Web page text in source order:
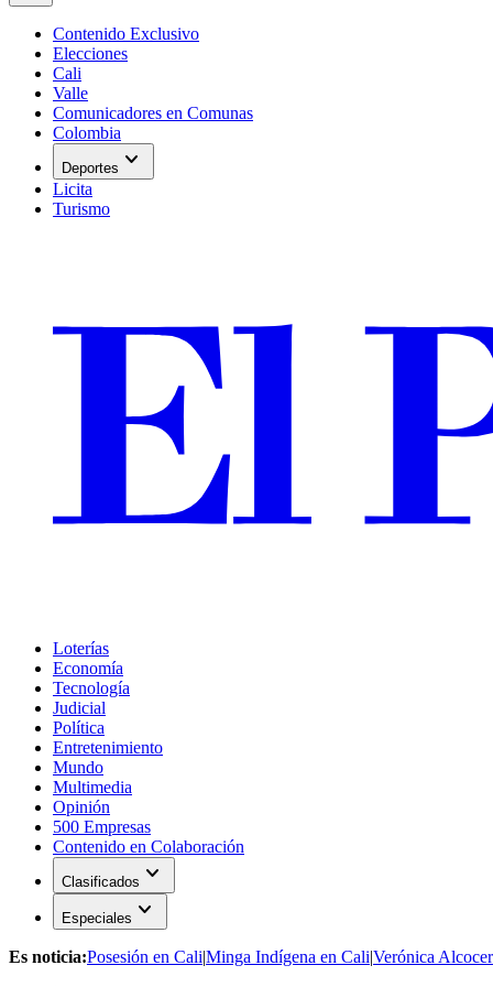
Contenido Exclusivo
Elecciones
Cali
Valle
Comunicadores en Comunas
Colombia
Deportes expand_more
Licita
Turismo
Loterías
Economía
Tecnología
Judicial
Política
Entretenimiento
Mundo
Multimedia
Opinión
500 Empresas
Contenido en Colaboración
Clasificados expand_more
Especiales expand_more
Es noticia:Posesión en Cali|Minga Indígena en Cali|Verónica Alcocer